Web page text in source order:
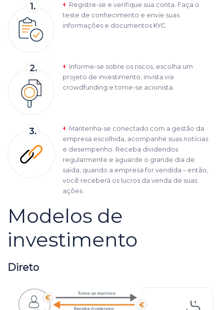
Registre-se e verifique sua conta. Faça o
teste de conhecimento e envie suas
informações e documentos KYC.
Informe-se sobre os riscos, escolha um
projeto de investimento, invista via
crowdfunding e torne-se acionista.
Mantenha-se conectado com a gestão da
empresa escolhida, acompanhe suas notícias
e desempenho. Receba dividendos
regularmente e aguarde o grande dia de
saída, quando a empresa for vendida – então,
você receberá os lucros da venda de suas
ações.
Modelos de
investimento
Direto